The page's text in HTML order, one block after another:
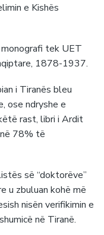
e Kishës
tek UET
1878-1937.
i Tiranës bleu
ose ndryshe e
rast, libri i Ardit
78% të
së “doktorëve”
u zbuluan kohë më
nisën verifikimin e
në Tiranë.